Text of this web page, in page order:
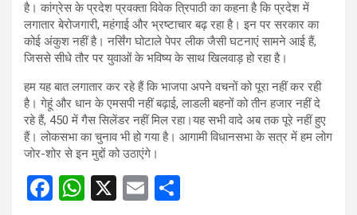
है। कांग्रेस के प्रदेश प्रवक्ता विवेक त्रिपाठी का कहना है कि प्रदेश में
लगातार बेरोजगारी, महंगाई और भ्रष्टाचार बढ़ रहा है। इन पर सरकार का
कोई अंकुश नहीं है। नर्सिंग घोटाले पेपर लीक जैसी घटनाएं सामने आई हैं,
जिससे सीधे तौर पर युवाओं के भविष्य के साथ खिलवाड़ हो रहा है।
हम यह बात लगातार कर रहे हैं कि भाजपा अपने वचनों को पूरा नहीं कर रही
है। गेहूं और धान के एमसपी नहीं बढ़ाई, लाडली बहनों को तीन हजार नहीं दे
रहे हैं, 450 में गैस सिलेंडर नहीं मिल रहा।यह सभी वादे अब तक पूरे नहीं हुए
हैं। लोकसभा का चुनाव भी हो गया है। आगामी विधानसभा के सत्र में हम लोग
जोर-शोर से इन मुद्दों को उठाएंगे।
F
W X
E